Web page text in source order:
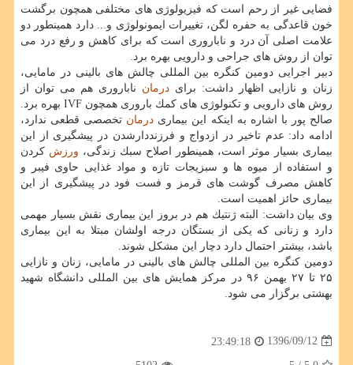
فضایی غیر از رحم است كه فیزیولوژی های مختلفی همچون برگشت
خون قاعدگی به حفره لگن، تغییرات ایمونولوژی و... دارد همینطور دو
علامت اصلی آن درد و ناباروری است كه برای كاهش و رفع درد می
توان از روش های جراحی و دارویی بهره برد.
دبیر اجرایی دومین كنگره بین المللی چالش های بالینی در مامایی،
زنان و نازایی اظهار داشت: برای درمان ناباروری هم می توان از
روش های دارویی و تكنولوژی های كمك باروری همچون IVF بهره برد.
صالح پور با اشاره به اینكه این بیماری درمان تخصصی قطعی ندارد،
ادامه داد: عدم تاخیر در ازدواج و فرزنددارشدن در پیشگیری از این
بیماری بسیار موثر است، همینطور اصلاح سبك زندگی، ورزش كردن
و استفاده از میوه ها و سبزیجات تازه و مواد غذایی حاوی فیبر و
كاهش مصرف گوشت های قرمز و فست فود در پیشگیری از این
بیماری حائز اهمیت است.
وی بیان داشت: البته ژنتیك هم در بروز این بیماری نقش بسیار مهمی
دارد و زنانی كه یكی از بستگان درجه اولشان مبتلا به این بیماری
باشد، بیشتر احتمال دارد دچار این مشكل شوند.
دومین كنگره بین المللی چالش های بالینی در مامایی، زنان و نازایی
۲۵ تا ۲۷ بهمن ۹۶ در مركز همایش های بین المللی دانشگاه شهید
بهشتی برگزار می شود.
1396/09/12
23:49:18